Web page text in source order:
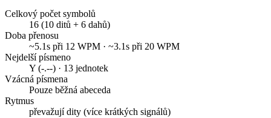
Celkový počet symbolů
16 (10 ditů + 6 dahů)
Doba přenosu
~5.1s při 12 WPM · ~3.1s při 20 WPM
Nejdelší písmeno
Y (-.--) · 13 jednotek
Vzácná písmena
Pouze běžná abeceda
Rytmus
převažují dity (více krátkých signálů)